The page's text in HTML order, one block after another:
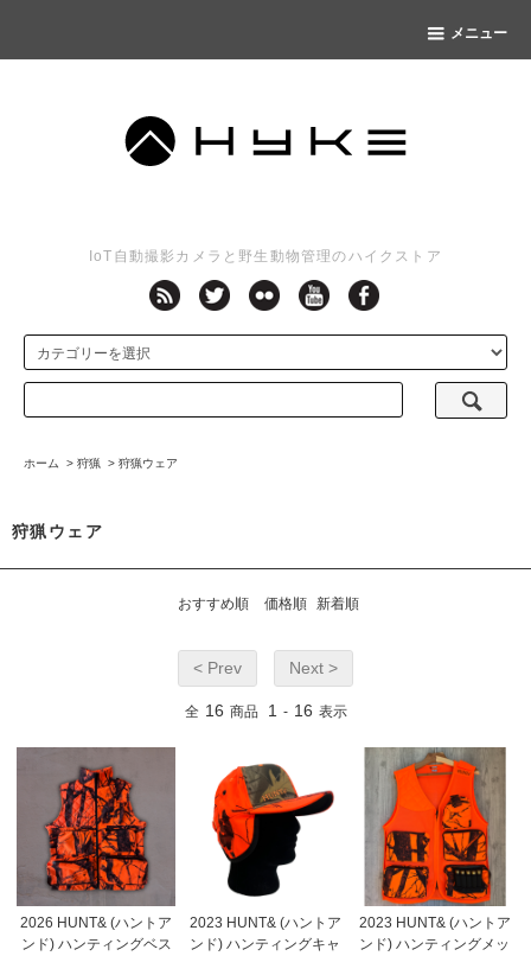
メニュー
IoT自動撮影カメラと野生動物管理のハイクストア
ホーム > 狩猟 > 狩猟ウェア
狩猟ウェア
おすすめ順 価格順 新着順
< Prev Next >
全 16 商品 1 - 16 表示
2026 HUNT& (ハントア
ンド) ハンティングベス
2023 HUNT& (ハントア
ンド) ハンティングキャ
2023 HUNT& (ハントア
ンド) ハンティングメッ